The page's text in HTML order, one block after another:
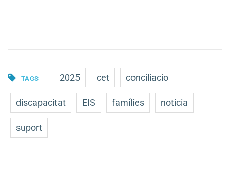
TAGS 2025 cet conciliacio
discapacitat EIS famílies noticia
suport